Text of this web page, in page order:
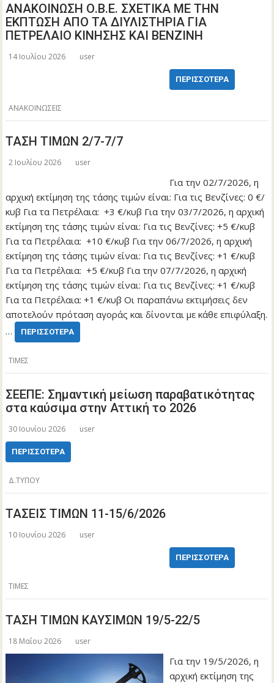
ΑΝΑΚΟΙΝΩΣΗ Ο.Β.Ε. ΣΧΕΤΙΚΑ ΜΕ ΤΗΝ
ΕΚΠΤΩΣΗ ΑΠΟ ΤΑ ΔΙΥΛΙΣΤΗΡΙΑ ΓΙΑ
ΠΕΤΡΕΛΑΙΟ ΚΙΝΗΣΗΣ ΚΑΙ ΒΕΝΖΙΝΗ
14 Ιουλίου 2026 user
ΠΕΡΙΣΣΌΤΕΡΑ
ΑΝΑΚΟΙΝΩΣΕΙΣ
ΤΑΣΗ ΤΙΜΩΝ 2/7-7/7
2 Ιουλίου 2026 user
Για την 02/7/2026, η
αρχική εκτίμηση της τάσης τιμών είναι: Για τις Βενζίνες: 0 €/
κυβ Για τα Πετρέλαια: +3 €/κυβ Για την 03/7/2026, η αρχική
εκτίμηση της τάσης τιμών είναι: Για τις Βενζίνες: +5 €/κυβ
Για τα Πετρέλαια: +10 €/κυβ Για την 06/7/2026, η αρχική
εκτίμηση της τάσης τιμών είναι: Για τις Βενζίνες: +1 €/κυβ
Για τα Πετρέλαια: +5 €/κυβ Για την 07/7/2026, η αρχική
εκτίμηση της τάσης τιμών είναι: Για τις Βενζίνες: +1 €/κυβ
Για τα Πετρέλαια: +1 €/κυβ Οι παραπάνω εκτιμήσεις δεν
αποτελούν πρόταση αγοράς και δίνονται με κάθε επιφύλαξη.
…
ΠΕΡΙΣΣΌΤΕΡΑ
ΤΙΜΕΣ
ΣΕΕΠΕ: Σημαντική μείωση παραβατικότητας
στα καύσιμα στην Αττική το 2026
30 Ιουνίου 2026 user
ΠΕΡΙΣΣΌΤΕΡΑ
Δ.ΤΥΠΟΥ
ΤΑΣΕΙΣ ΤΙΜΩΝ 11-15/6/2026
10 Ιουνίου 2026 user
ΠΕΡΙΣΣΌΤΕΡΑ
ΤΙΜΕΣ
ΤΑΣΗ ΤΙΜΩΝ ΚΑΥΣΙΜΩΝ 19/5-22/5
18 Μαΐου 2026 user
Για την 19/5/2026, η
αρχική εκτίμηση της